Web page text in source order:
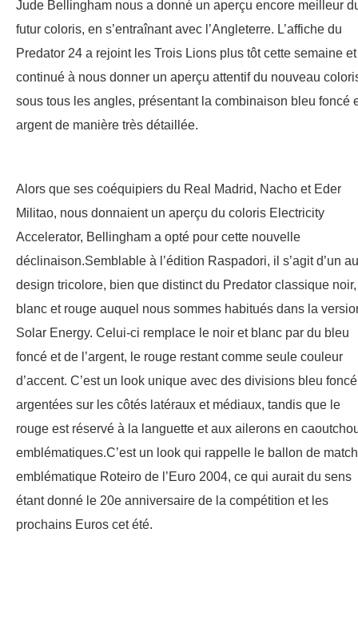
Jude Bellingham nous a donné un aperçu encore meilleur
futur coloris, en s’entraînant avec l’Angleterre. L’affiche du
Predator 24 a rejoint les Trois Lions plus tôt cette semaine
continué à nous donner un aperçu attentif du nouveau
sous tous les angles, présentant la combinaison bleu foncé
argent de manière très détaillée.
Alors que ses coéquipiers du Real Madrid, Nacho et Eder
Militao, nous donnaient un aperçu du coloris Electricity
Accelerator, Bellingham a opté pour cette nouvelle
déclinaison.Semblable à l’édition Raspadori, il s’agit d’un
design tricolore, bien que distinct du Predator classique noir,
blanc et rouge auquel nous sommes habitués dans la
Solar Energy. Celui-ci remplace le noir et blanc par du bleu
foncé et de l’argent, le rouge restant comme seule couleur
d’accent. C’est un look unique avec des divisions bleu
argentées sur les côtés latéraux et médiaux, tandis que le
rouge est réservé à la languette et aux ailerons en
emblématiques.C’est un look qui rappelle le ballon de match
emblématique Roteiro de l’Euro 2004, ce qui aurait du sens
étant donné le 20e anniversaire de la compétition et les
prochains Euros cet été.